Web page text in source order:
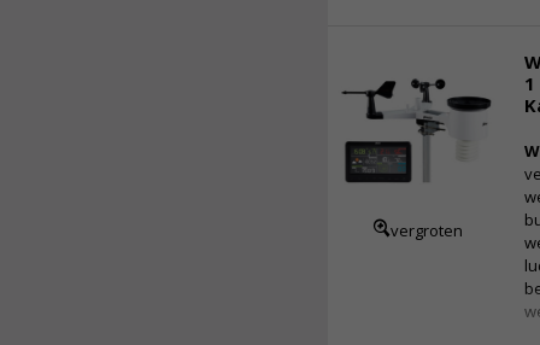
vergroten